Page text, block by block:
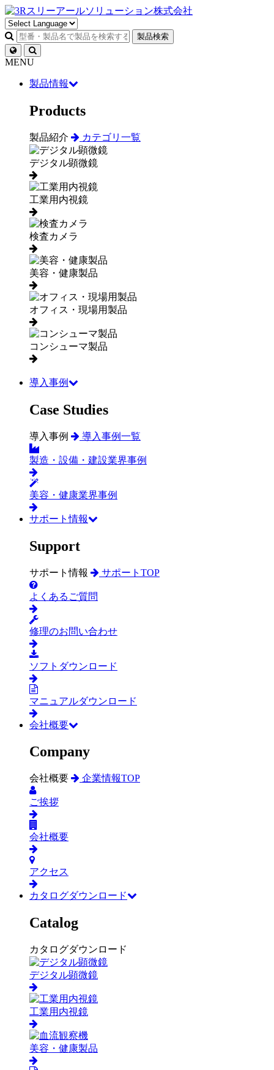
製品検索
MENU
製品情報
Products
製品紹介 カテゴリ一覧
デジタル顕微鏡
工業用内視鏡
検査カメラ
美容・健康製品
オフィス・現場用製品
コンシューマ製品
導入事例
Case Studies
導入事例 導入事例一覧
製造・設備・建設業界事例
美容・健康業界事例
サポート情報
Support
サポート情報 サポートTOP
よくあるご質問
修理のお問い合わせ
ソフトダウンロード
マニュアルダウンロード
会社概要
Company
会社概要 企業情報TOP
ご挨拶
会社概要
アクセス
カタログダウンロード
Catalog
カタログダウンロード
デジタル顕微鏡
工業用内視鏡
美容・健康製品